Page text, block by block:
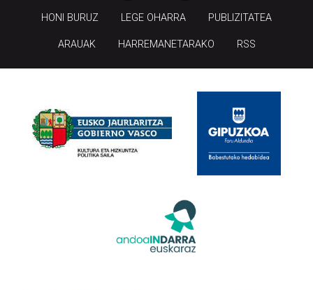
HONI BURUZ LEGE OHARRA PUBLIZITATEA
ARAUAK HARREMANETARAKO RSS